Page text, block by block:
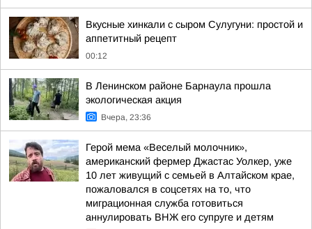
Вкусные хинкали с сыром Сулугуни: простой и
аппетитный рецепт
00:12
В Ленинском районе Барнаула прошла
экологическая акция
Вчера, 23:36
Герой мема «Веселый молочник»,
американский фермер Джастас Уолкер, уже
10 лет живущий с семьей в Алтайском крае,
пожаловался в соцсетях на то, что
миграционная служба готовиться
аннулировать ВНЖ его супруге и детям